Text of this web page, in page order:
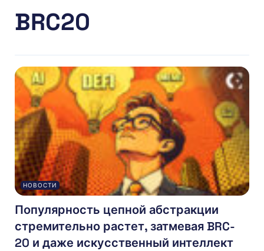
BRC20
НОВОСТИ
Популярность цепной абстракции
стремительно растет, затмевая BRC-
20 и даже искусственный интеллект